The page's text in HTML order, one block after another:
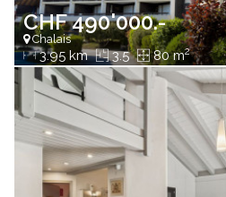
CHF 490'000.-
Chalais
3.95 km 3.5 80 m2